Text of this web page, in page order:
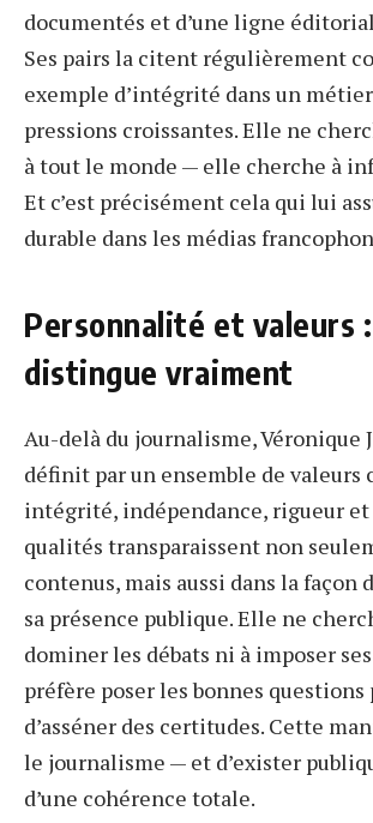
documentés et d’une ligne
Ses pairs la citent régulièrement
exemple d’intégrité dans un
pressions croissantes. Elle ne
à tout le monde — elle cherche à
Et c’est précisément cela qui lui
durable dans les médias
Personnalité et valeurs
distingue vraiment
Au-delà du journalisme, Véronique
définit par un ensemble de valeurs
intégrité, indépendance, rigueur
qualités transparaissent non
contenus, mais aussi dans la façon
sa présence publique. Elle ne
dominer les débats ni à imposer
préfère poser les bonnes
d’asséner des certitudes. Cette
le journalisme — et d’exister
d’une cohérence totale.